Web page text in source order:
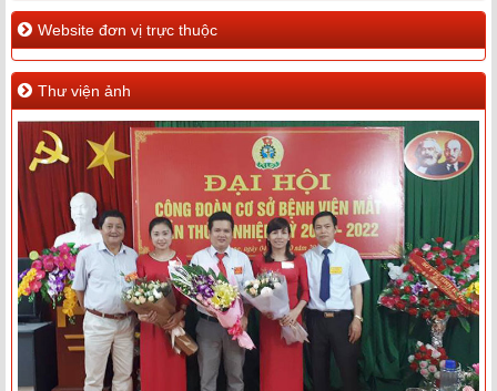
Website đơn vị trực thuộc
Thư viện ảnh